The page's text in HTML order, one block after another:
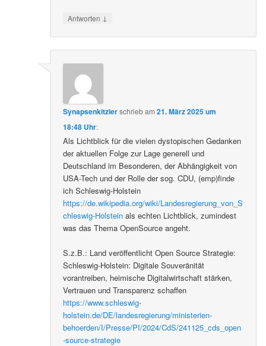
Antworten ↓
Synapsenkitzlerschriebam21. März 2025 um
18:48 Uhr:
Als Lichtblick für die vielen dystopischen Gedanken
der aktuellen Folge zur Lage generell und
Deutschland im Besonderen, der Abhängigkeit von
USA-Tech und der Rolle der sog. CDU, (emp)finde
ich Schleswig-Holstein
https://de.wikipedia.org/wiki/Landesregierung_von_S
chleswig-Holstein als echten Lichtblick, zumindest
was das Thema OpenSource angeht.
S.z.B.: Land veröffentlicht Open Source Strategie:
Schleswig-Holstein: Digitale Souveränität
vorantreiben, heimische Digitalwirtschaft stärken,
Vertrauen und Transparenz schaffen
https://www.schleswig-
holstein.de/DE/landesregierung/ministerien-
behoerden/I/Presse/PI/2024/CdS/241125_cds_open
-source-strategie